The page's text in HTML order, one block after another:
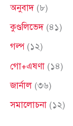
o
:
অনুবাদ(৮)
কুণ্ডলিভেদ(৪১)
গল্প(১২)
গো+এষণা (১৪)
জার্নাল (৩৬)
সমালোচনা (১২)